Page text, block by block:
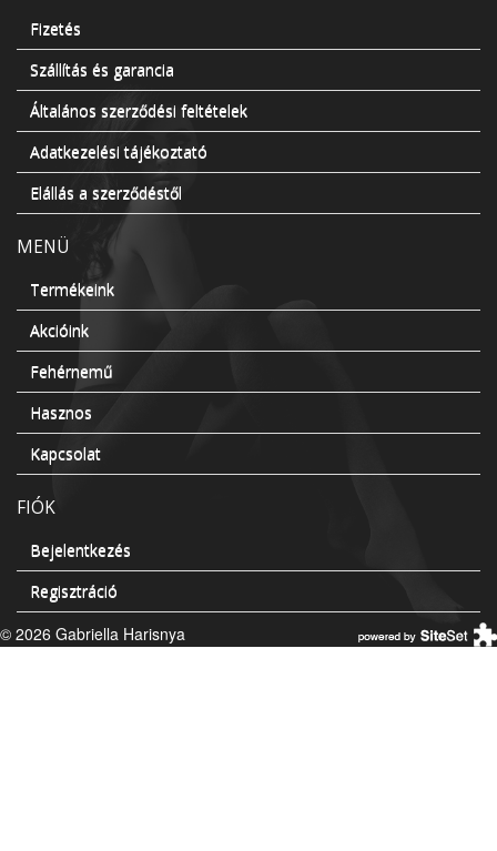
Fizetés
Szállítás és garancia
Általános szerződési feltételek
Adatkezelési tájékoztató
Elállás a szerződéstől
MENÜ
Termékeink
Akcióink
Fehérnemű
Hasznos
Kapcsolat
FIÓK
Bejelentkezés
Regisztráció
© 2026 Gabriella Harisnya